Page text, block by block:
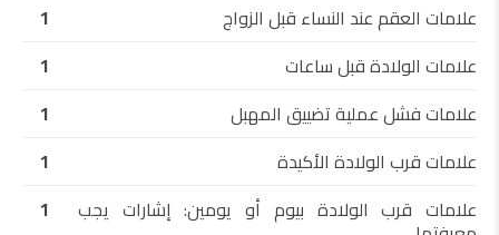
علامات العقم عند النساء قبل الزواج
1
علامات الولادة قبل ساعات
1
علامات فشل عملية تضييق المهبل
1
علامات قرب الولادة الأكيدة
1
علامات قرب الولادة بيوم أو يومين: إشارات يجب
1